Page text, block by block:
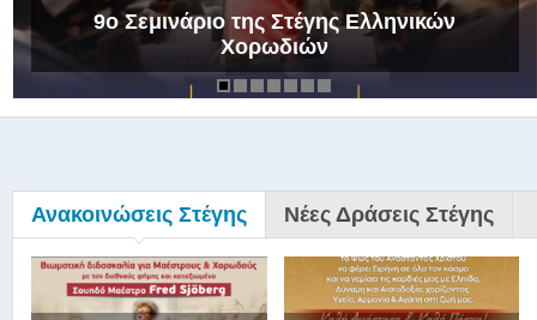
9ο Σεμινάριο της Στέγης Ελληνικών
Χορωδιών
Ανακοινώσεις Στέγης Νέες Δράσεις Στέγης